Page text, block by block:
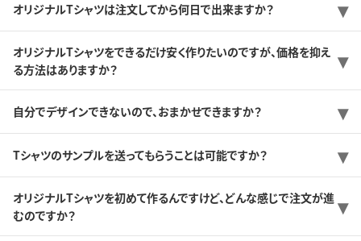
オリジナルTシャツは注文してから何日で出来ますか？
オリジナルTシャツをできるだけ安く作りたいのですが、価格を抑え
る方法はありますか？
自分でデザインできないので、おまかせできますか？
Tシャツのサンプルを送ってもらうことは可能ですか？
オリジナルTシャツを初めて作るんですけど、どんな感じで注文が進
むのですか？